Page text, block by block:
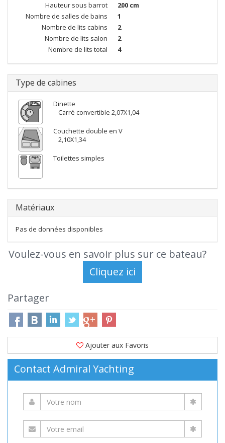
Hauteur sous barrot
200 cm
Nombre de salles de bains
1
Nombre de lits cabins
2
Nombre de lits salon
2
Nombre de lits total
4
Type de cabines
Dinette
Carré convertible 2,07X1,04
Couchette double en V
2,10X1,34
Toilettes simples
Matériaux
Pas de données disponibles
Voulez-vous en savoir plus sur ce bateau?
Partager
Ajouter aux Favoris
Contact Admiral Yachting